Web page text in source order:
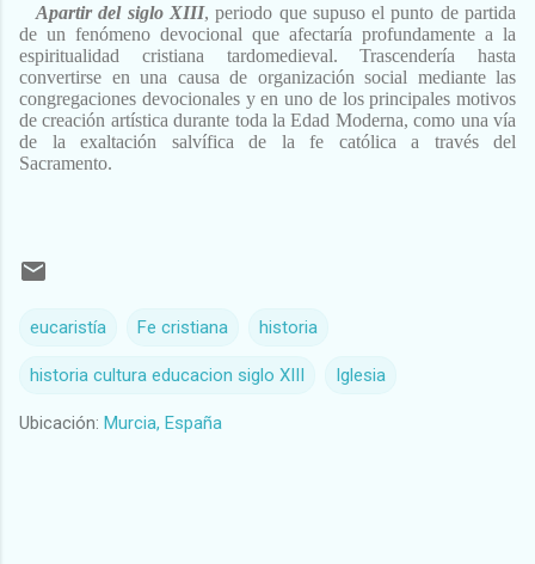
Apartir del siglo XIII, periodo que supuso el punto de partida
de un fenómeno devocional que afectaría profundamente a la
espiritualidad cristiana tardomedieval. Trascendería hasta
convertirse en una causa de organización social mediante las
congregaciones devocionales y en uno de los principales motivos
de creación artística durante toda la Edad Moderna, como una vía
de la exaltación salvífica de la fe católica a través del
Sacramento.
eucaristía Fe cristiana historia
historia cultura educacion siglo XIII Iglesia
Ubicación: Murcia, España